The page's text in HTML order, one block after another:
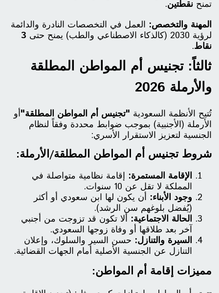
تمنح نقطتين.
المهنة والتخصص: العمل في التخصصات النادرة والدائمة
لرؤية 2030 (كالذكاء الاصطناعي والطب) يمنح حتى
3
نقاط.
ثالثاً: تجنيس أم المواطن المطلقة
والأرملة 2026
تُتيح الأنظمة السعودية "تجنيس أم المواطن المطلقة"أو
الأرملة (الأجنبية) بموجب ضوابط محددة وفقاً لنظام
الجنسية لتعزيز الاستقرار الأسري:
شروط تجنيس أم المواطن المطلقة/الأرملة:
الإقامة المستمرة: إقامة نظامية متواصلة في
المملكة لا تقل عن 10 سنوات.
وجود الأبناء: أن يكون لها ابن سعودي أو أكثر
(يُفضل بلوغهم سن الرشد).
الحالة الاجتماعية: ألا تكون قد تزوجت من أجنبي
آخر بعد طلاقها أو وفاة زوجها السعودي.
السيرة والتنازل: حسن السير والسلوك، وإعلان
التنازل عن الجنسية الأصلية أمام الجهات القضائية.
مميزات إقامة أم المواطن: